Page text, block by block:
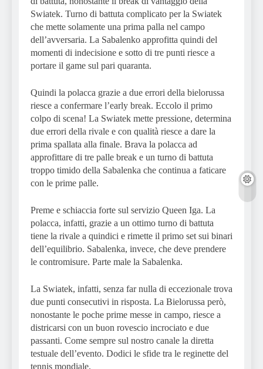
Swiatek. Turno di battuta complicato per la Swiatek
che mette solamente una prima palla nel campo
dell’avversaria. La Sabalenko approfitta quindi del
momenti di indecisione e sotto di tre punti riesce a
portare il game sul pari quaranta.
Quindi la polacca grazie a due errori della bielorussa
riesce a confermare l’early break. Eccolo il primo
colpo di scena! La Swiatek mette pressione, determina
due errori della rivale e con qualità riesce a dare la
prima spallata alla finale. Brava la polacca ad
approfittare di tre palle break e un turno di battuta
troppo timido della Sabalenka che continua a faticare
con le prime palle.
Preme e schiaccia forte sul servizio Queen Iga. La
polacca, infatti, grazie a un ottimo turno di battuta
tiene la rivale a quindici e rimette il primo set sui binari
dell’equilibrio. Sabalenka, invece, che deve prendere
le contromisure. Parte male la Sabalenka.
La Swiatek, infatti, senza far nulla di eccezionale trova
due punti consecutivi in risposta. La Bielorussa però,
nonostante le poche prime messe in campo, riesce a
districarsi con un buon rovescio incrociato e due
passanti. Come sempre sul nostro canale la diretta
testuale dell’evento. Dodici le sfide tra le reginette del
tennis mondiale.